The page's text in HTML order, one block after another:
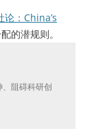
：China’s
的潜规则。
阻碍科研创